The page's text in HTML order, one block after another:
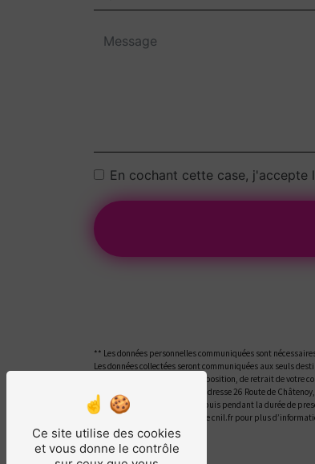
En cochant cette case,
** Les données personnelles communiquées sont
Les données collectées seront communiquées aux seuls
portabilité, de limitation, d’opposition, de retrait de votre
ces droits par voie postale à l'adresse 26 Route de
la période de prise de contact puis pendant la durée de
Bloctel.gouv.fr
. Consultez le site cnil.fr pour plus
Ce site utilise des cookies
et vous donne le contrôle